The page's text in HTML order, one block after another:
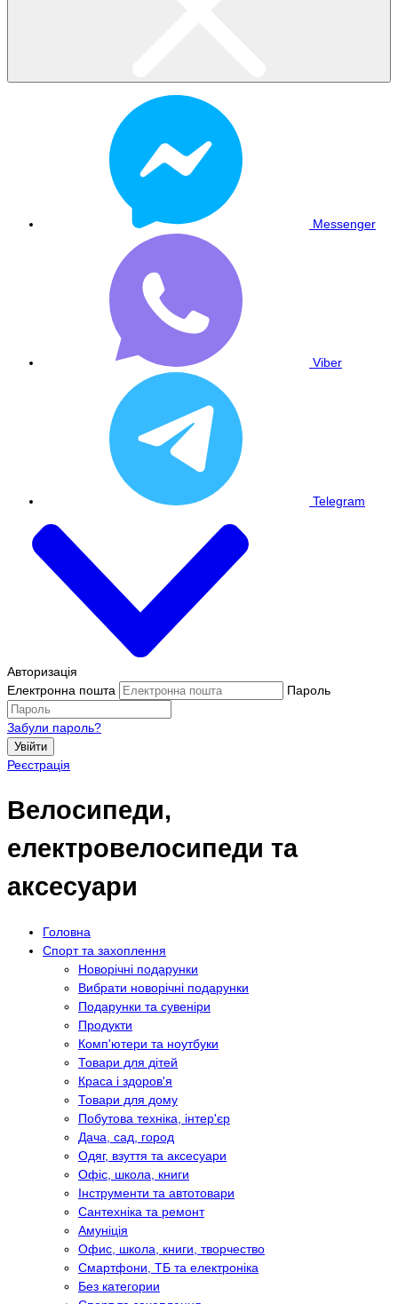
Messenger
Viber
Telegram
Авторизація
Електронна пошта
Пароль
Забули пароль?
Увійти
Реєстрація
Велосипеди,
електровелосипеди та
аксесуари
Головна
Спорт та захоплення
Новорічні подарунки
Вибрати новорічні подарунки
Подарунки та сувеніри
Продукти
Комп'ютери та ноутбуки
Товари для дітей
Краса і здоров'я
Товари для дому
Побутова техніка, інтер'єр
Дача, сад, город
Одяг, взуття та аксесуари
Офіс, школа, книги
Інструменти та автотовари
Сантехніка та ремонт
Амуніція
Офис, школа, книги, творчество
Смартфони, ТБ та електроніка
Без категории